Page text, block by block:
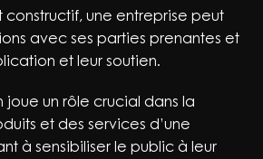
une entreprise peut
avec ses parties prenantes et
et leur soutien.
un rôle crucial dans la
et des services d’une
à sensibiliser le public à leur